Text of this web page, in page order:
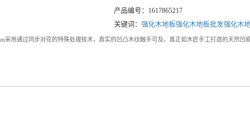
产品编号：1617865217
关键词： 强化木地板强化木地板批发强化木
采用通过同步对花的特殊处理技术，真实的凹凸木纹触手可及，真正如木匠手工打造的天然